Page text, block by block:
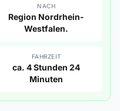
NACH
Region Nordrhein-
Westfalen.
FAHRZEIT
ca. 4 Stunden 24
Minuten